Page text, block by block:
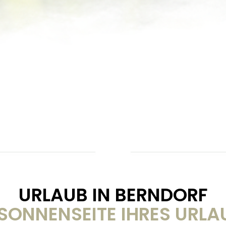
URLAUB IN BERNDORF
IHRES